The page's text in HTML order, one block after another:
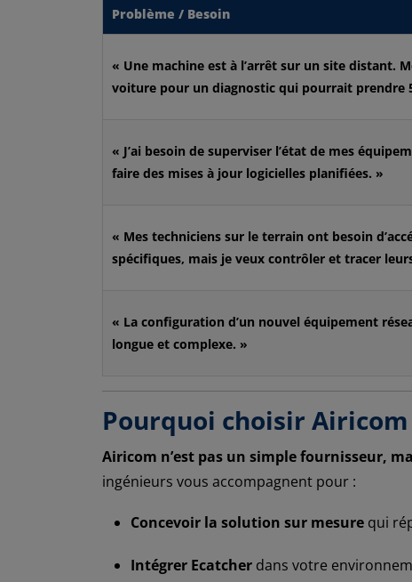
Problème / Besoin
« Une machine est à l’arrêt sur un site distant.
voiture pour un diagnostic qui pourrait prendre
« J’ai besoin de superviser l’état de mes
faire des mises à jour logicielles planifiées. »
« Mes techniciens sur le terrain ont besoin
spécifiques, mais je veux contrôler et tracer
« La configuration d’un nouvel équipement
longue et complexe. »
Pourquoi choisir
Airicom n’est pas un simple fournisseur,
ingénieurs vous accompagnent pour :
Concevoir la solution sur mesure qui
Intégrer Ecatcher dans votre